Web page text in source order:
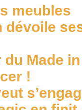
meubles
dévoile
du Made
!